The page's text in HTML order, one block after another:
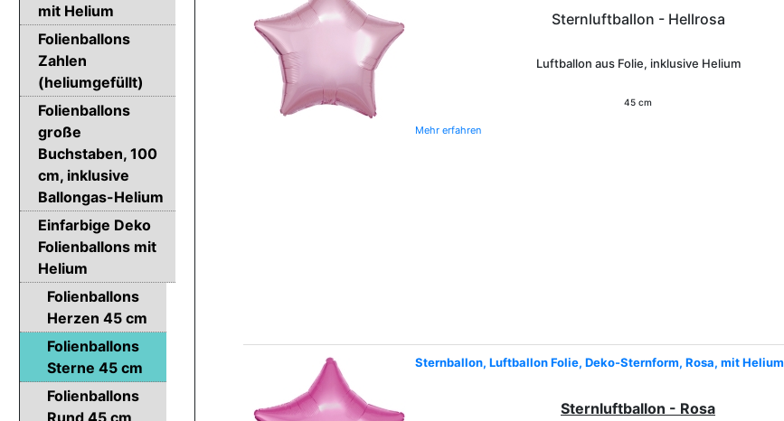
Sternluftballon - Hellrosa
Luftballon aus Folie, inklusive Helium
45 cm
Mehr erfahren
Sternballon, Luftballon Folie, Deko-Sternform, Rosa, mit Helium
Sternluftballon - Rosa
mit Helium
Folienballons
Zahlen
(heliumgefüllt)
Folienballons
große
Buchstaben, 100
cm, inklusive
Ballongas-Helium
Einfarbige Deko
Folienballons mit
Helium
Folienballons
Herzen 45 cm
Folienballons
Sterne 45 cm
Folienballons
Rund 45 cm